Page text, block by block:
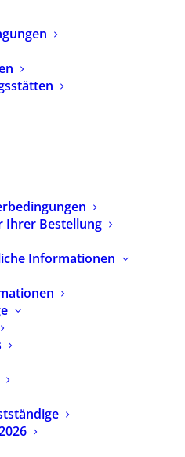
Ihrer Bestellung
Informationen
für
Kinder mit
geistigen
und